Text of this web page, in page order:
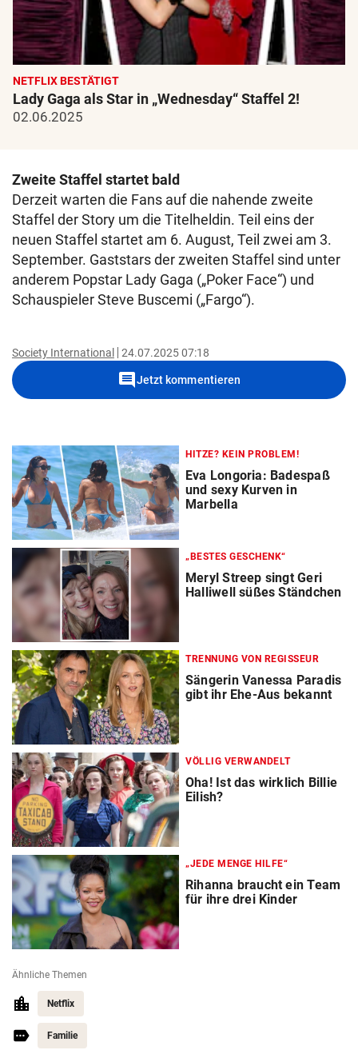
NETFLIX BESTÄTIGT
Lady Gaga als Star in „Wednesday“ Staffel 2!
02.06.2025
Zweite Staffel startet bald
Derzeit warten die Fans auf die nahende zweite
Staffel der Story um die Titelheldin. Teil eins der
neuen Staffel startet am 6. August, Teil zwei am 3.
September. Gaststars der zweiten Staffel sind unter
anderem Popstar Lady Gaga („Poker Face“) und
Schauspieler Steve Buscemi („Fargo“).
Society International 24.07.2025 07:18
commentJetzt kommentieren
HITZE? KEIN PROBLEM!
Eva Longoria: Badespaß
und sexy Kurven in
Marbella
„BESTES GESCHENK“
Meryl Streep singt Geri
Halliwell süßes Ständchen
TRENNUNG VON REGISSEUR
Sängerin Vanessa Paradis
gibt ihr Ehe-Aus bekannt
VÖLLIG VERWANDELT
Oha! Ist das wirklich Billie
Eilish?
„JEDE MENGE HILFE“
Rihanna braucht ein Team
für ihre drei Kinder
Ähnliche Themen
Netflix
Familie